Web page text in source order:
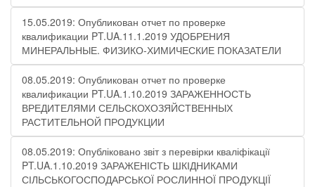
15.05.2019: Опубликован отчет по проверке
квалификации PT.UA.11.1.2019 УДОБРЕНИЯ
МИНЕРАЛЬНЫЕ. ФИЗИКО-ХИМИЧЕСКИЕ ПОКАЗАТЕЛИ
08.05.2019: Опубликован отчет по проверке
квалификации PT.UA.1.10.2019 ЗАРАЖЕННОСТЬ
ВРЕДИТЕЛЯМИ СЕЛЬСКОХОЗЯЙСТВЕННЫХ
РАСТИТЕЛЬНОЙ ПРОДУКЦИИ
08.05.2019: Опубліковано звіт з перевірки кваліфікації
PT.UA.1.10.2019 ЗАРАЖЕНІСТЬ ШКІДНИКАМИ
СІЛЬСЬКОГОСПОДАРСЬКОЇ РОСЛИННОЇ ПРОДУКЦІЇ